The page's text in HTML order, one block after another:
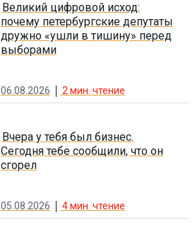
Великий цифровой исход:
почему петербургские депутаты
дружно «ушли в тишину» перед
выборами
06.08.2026 2мин. чтение
Вчера у тебя был бизнес.
Сегодня тебе сообщили, что он
сгорел
05.08.2026 4мин. чтение